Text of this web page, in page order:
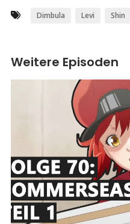
Dimbula Levi Shin
Weitere Episoden